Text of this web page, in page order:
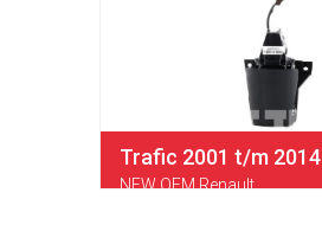
Trafic 2001 t/m 2014
NEW OEM Renault